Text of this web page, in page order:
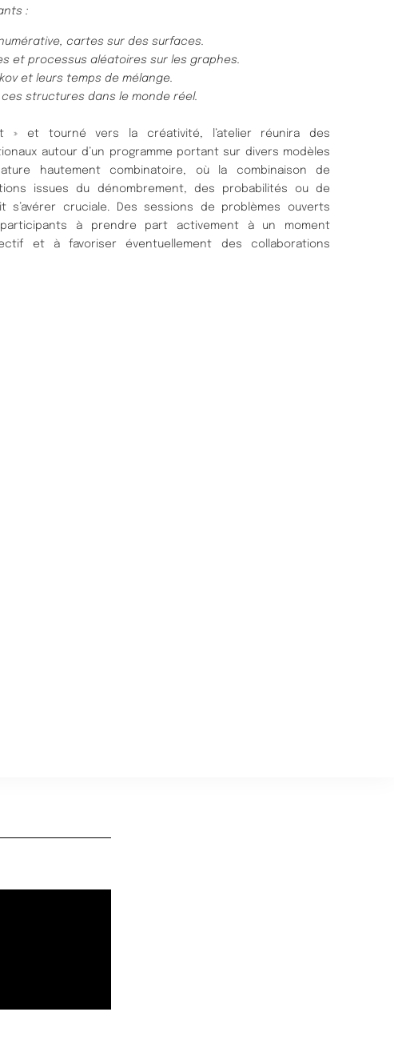
:
cartes sur des surfaces.
et processus aléatoires sur les graphes.
et leurs temps de mélange.
structures dans le monde réel.
» et tourné vers la créativité, l’atelier réunira des
autour d’un programme portant sur divers modèles
hautement combinatoire, où la combinaison de
issues du dénombrement, des probabilités ou de
s’avérer cruciale. Des sessions de problèmes ouverts
à prendre part activement à un moment
et à favoriser éventuellement des collaborations